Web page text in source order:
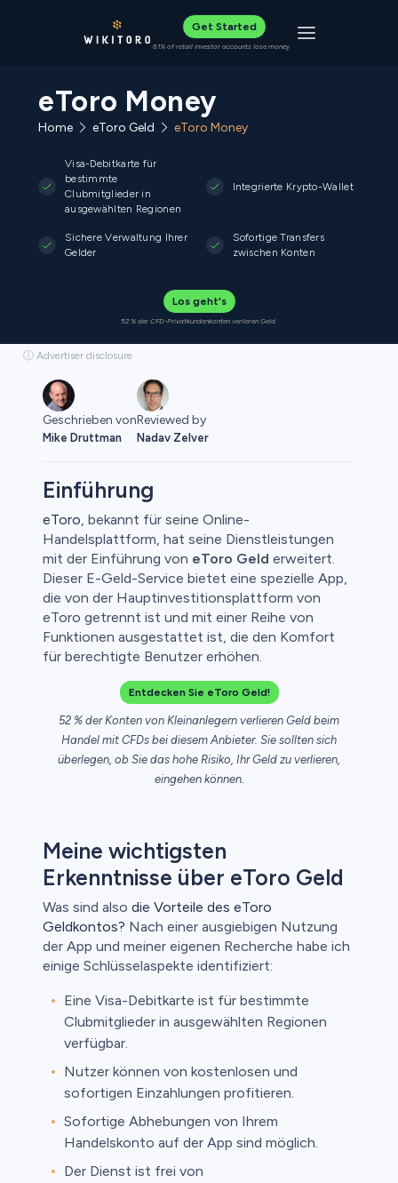
Get Started
61% of retail investor accounts lose money Toggle
eToro Money
Home eToro Geld eToro Money
Visa-Debitkarte für
bestimmte
Clubmitglieder in
ausgewählten Regionen
Integrierte Krypto-Wallet
Sichere Verwaltung Ihrer
Gelder
Sofortige Transfers
zwischen Konten
Los geht's
52 % der CFD-Privatkundenkonten verlieren Geld.
ⓘ Advertiser disclosure
Geschrieben von
Mike Druttman
Reviewed by
Nadav Zelver
Einführung
eToro, bekannt für seine Online-
Handelsplattform, hat seine Dienstleistungen
mit der Einführung von eToro Geld erweitert.
Dieser E-Geld-Service bietet eine spezielle App,
die von der Hauptinvestitionsplattform von
eToro getrennt ist und mit einer Reihe von
Funktionen ausgestattet ist, die den Komfort
für berechtigte Benutzer erhöhen.
Entdecken Sie eToro Geld!
52 % der Konten von Kleinanlegern verlieren Geld beim
Handel mit CFDs bei diesem Anbieter. Sie sollten sich
überlegen, ob Sie das hohe Risiko, Ihr Geld zu verlieren,
eingehen können.
Meine wichtigsten
Erkenntnisse über eToro Geld
Was sind also die Vorteile des eToro
Geldkontos? Nach einer ausgiebigen Nutzung
der App und meiner eigenen Recherche habe ich
einige Schlüsselaspekte identifiziert:
Eine Visa-Debitkarte ist für bestimmte
Clubmitglieder in ausgewählten Regionen
verfügbar.
Nutzer können von kostenlosen und
sofortigen Einzahlungen profitieren.
Sofortige Abhebungen von Ihrem
Handelskonto auf der App sind möglich.
Der Dienst ist frei von